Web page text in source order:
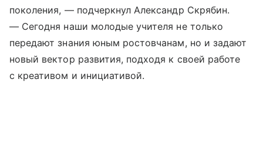
поколения, — подчеркнул Александр Скрябин.
— Сегодня наши молодые учителя не только
передают знания юным ростовчанам, но и задают
новый вектор развития, подходя к своей работе
с креативом и инициативой.